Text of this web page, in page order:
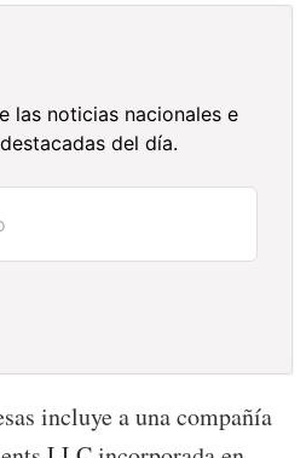
las noticias nacionales e
del día.
incluye a una compañía